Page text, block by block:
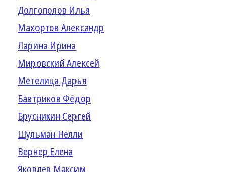
Долгополов Илья
Махортов Александр
Ларина Ирина
Мировский Алексей
Метелица Дарья
Бавтриков Фёдор
Брусникин Сергей
Шульман Нелли
Вернер Елена